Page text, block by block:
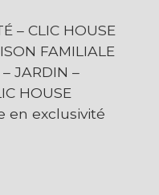
– CLIC HOUSE
FAMILIALE
JARDIN –
HOUSE
en exclusivité